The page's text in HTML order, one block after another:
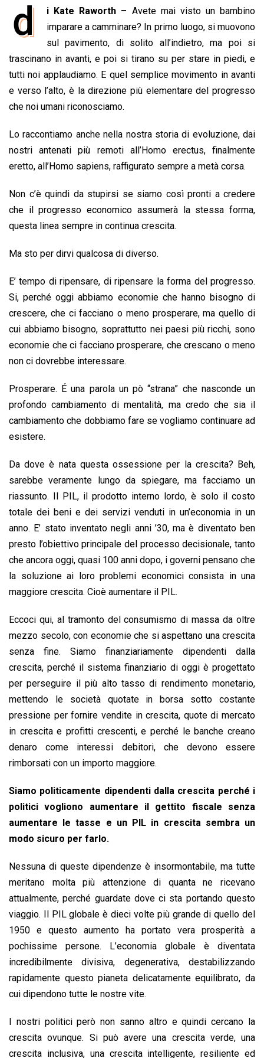
e
o
o
k
a
t
s
A
p
p
n
k
e
d
I
n
r
e
a
d
s
i
p
y
L
i
n
k
i
n
t
d i Kate Raworth – Avete mai visto un bambino
imparare a camminare? In primo luogo, si muovono
sul pavimento, di solito all’indietro, ma poi si
trascinano in avanti, e poi si tirano su per stare in piedi, e
tutti noi applaudiamo. E quel semplice movimento in avanti
e verso l’alto, è la direzione più elementare del progresso
che noi umani riconosciamo.
Lo raccontiamo anche nella nostra storia di evoluzione, dai
nostri antenati più remoti all’Homo erectus, finalmente
eretto, all’Homo sapiens, raffigurato sempre a metà corsa.
Non c’è quindi da stupirsi se siamo così pronti a credere
che il progresso economico assumerà la stessa forma,
questa linea sempre in continua crescita.
Ma sto per dirvi qualcosa di diverso.
E’ tempo di ripensare, di ripensare la forma del progresso.
Si, perché oggi abbiamo economie che hanno bisogno di
crescere, che ci facciano o meno prosperare, ma quello di
cui abbiamo bisogno, soprattutto nei paesi più ricchi, sono
economie che ci facciano prosperare, che crescano o meno
non ci dovrebbe interessare.
Prosperare. É una parola un pò “strana” che nasconde un
profondo cambiamento di mentalità, ma credo che sia il
cambiamento che dobbiamo fare se vogliamo continuare ad
esistere.
Da dove è nata questa ossessione per la crescita? Beh,
sarebbe veramente lungo da spiegare, ma facciamo un
riassunto. Il PIL, il prodotto interno lordo, è solo il costo
totale dei beni e dei servizi venduti in un’economia in un
anno. E’ stato inventato negli anni ’30, ma è diventato ben
presto l’obiettivo principale del processo decisionale, tanto
che ancora oggi, quasi 100 anni dopo, i governi pensano che
la soluzione ai loro problemi economici consista in una
maggiore crescita. Cioè aumentare il PIL.
Eccoci qui, al tramonto del consumismo di massa da oltre
mezzo secolo, con economie che si aspettano una crescita
senza fine. Siamo finanziariamente dipendenti dalla
crescita, perché il sistema finanziario di oggi è progettato
per perseguire il più alto tasso di rendimento monetario,
mettendo le società quotate in borsa sotto costante
pressione per fornire vendite in crescita, quote di mercato
in crescita e profitti crescenti, e perché le banche creano
denaro come interessi debitori, che devono essere
rimborsati con un importo maggiore.
Siamo politicamente dipendenti dalla crescita perché i
politici vogliono aumentare il gettito fiscale senza
aumentare le tasse e un PIL in crescita sembra un
modo sicuro per farlo.
Nessuna di queste dipendenze è insormontabile, ma tutte
meritano molta più attenzione di quanta ne ricevano
attualmente, perché guardate dove ci sta portando questo
viaggio. Il PIL globale è dieci volte più grande di quello del
1950 e questo aumento ha portato vera prosperità a
pochissime persone. L’economia globale è diventata
incredibilmente divisiva, degenerativa, destabilizzando
rapidamente questo pianeta delicatamente equilibrato, da
cui dipendono tutte le nostre vite.
I nostri politici però non sanno altro e quindi cercano la
crescita ovunque. Si può avere una crescita verde, una
crescita inclusiva, una crescita intelligente, resiliente ed